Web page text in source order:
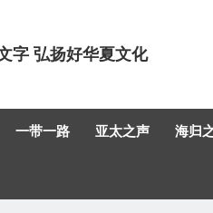
字 弘扬好华夏文化
一带一路 亚太之声 海归